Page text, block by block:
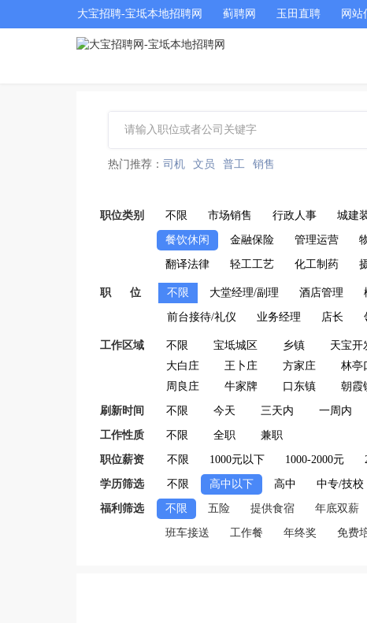
大宝招聘-宝坻本地招聘网 蓟聘网 玉田直聘 网站
热门推荐： 司机 文员 普工 销售
职位类别 不限 市场销售 行政人事 城建
餐饮休闲 金融保险 管理运营
翻译法律 轻工工艺 化工制药
职 位 不限 大堂经理/副理 酒店管理
前台接待/礼仪 业务经理 店长
工作区域 不限 宝坻城区 乡镇 天宝开
大白庄
王卜庄 方家庄 林亭
周良庄
牛家牌 口东镇 朝霞
刷新时间 不限 今天 三天内 一周内
工作性质 不限 全职 兼职
职位薪资 不限 1000元以下 1000-2000元
学历筛选 不限 高中以下 高中 中专/技校
福利筛选 不限 五险 提供食宿 年底双薪
班车接送 工作餐 年终奖 免费